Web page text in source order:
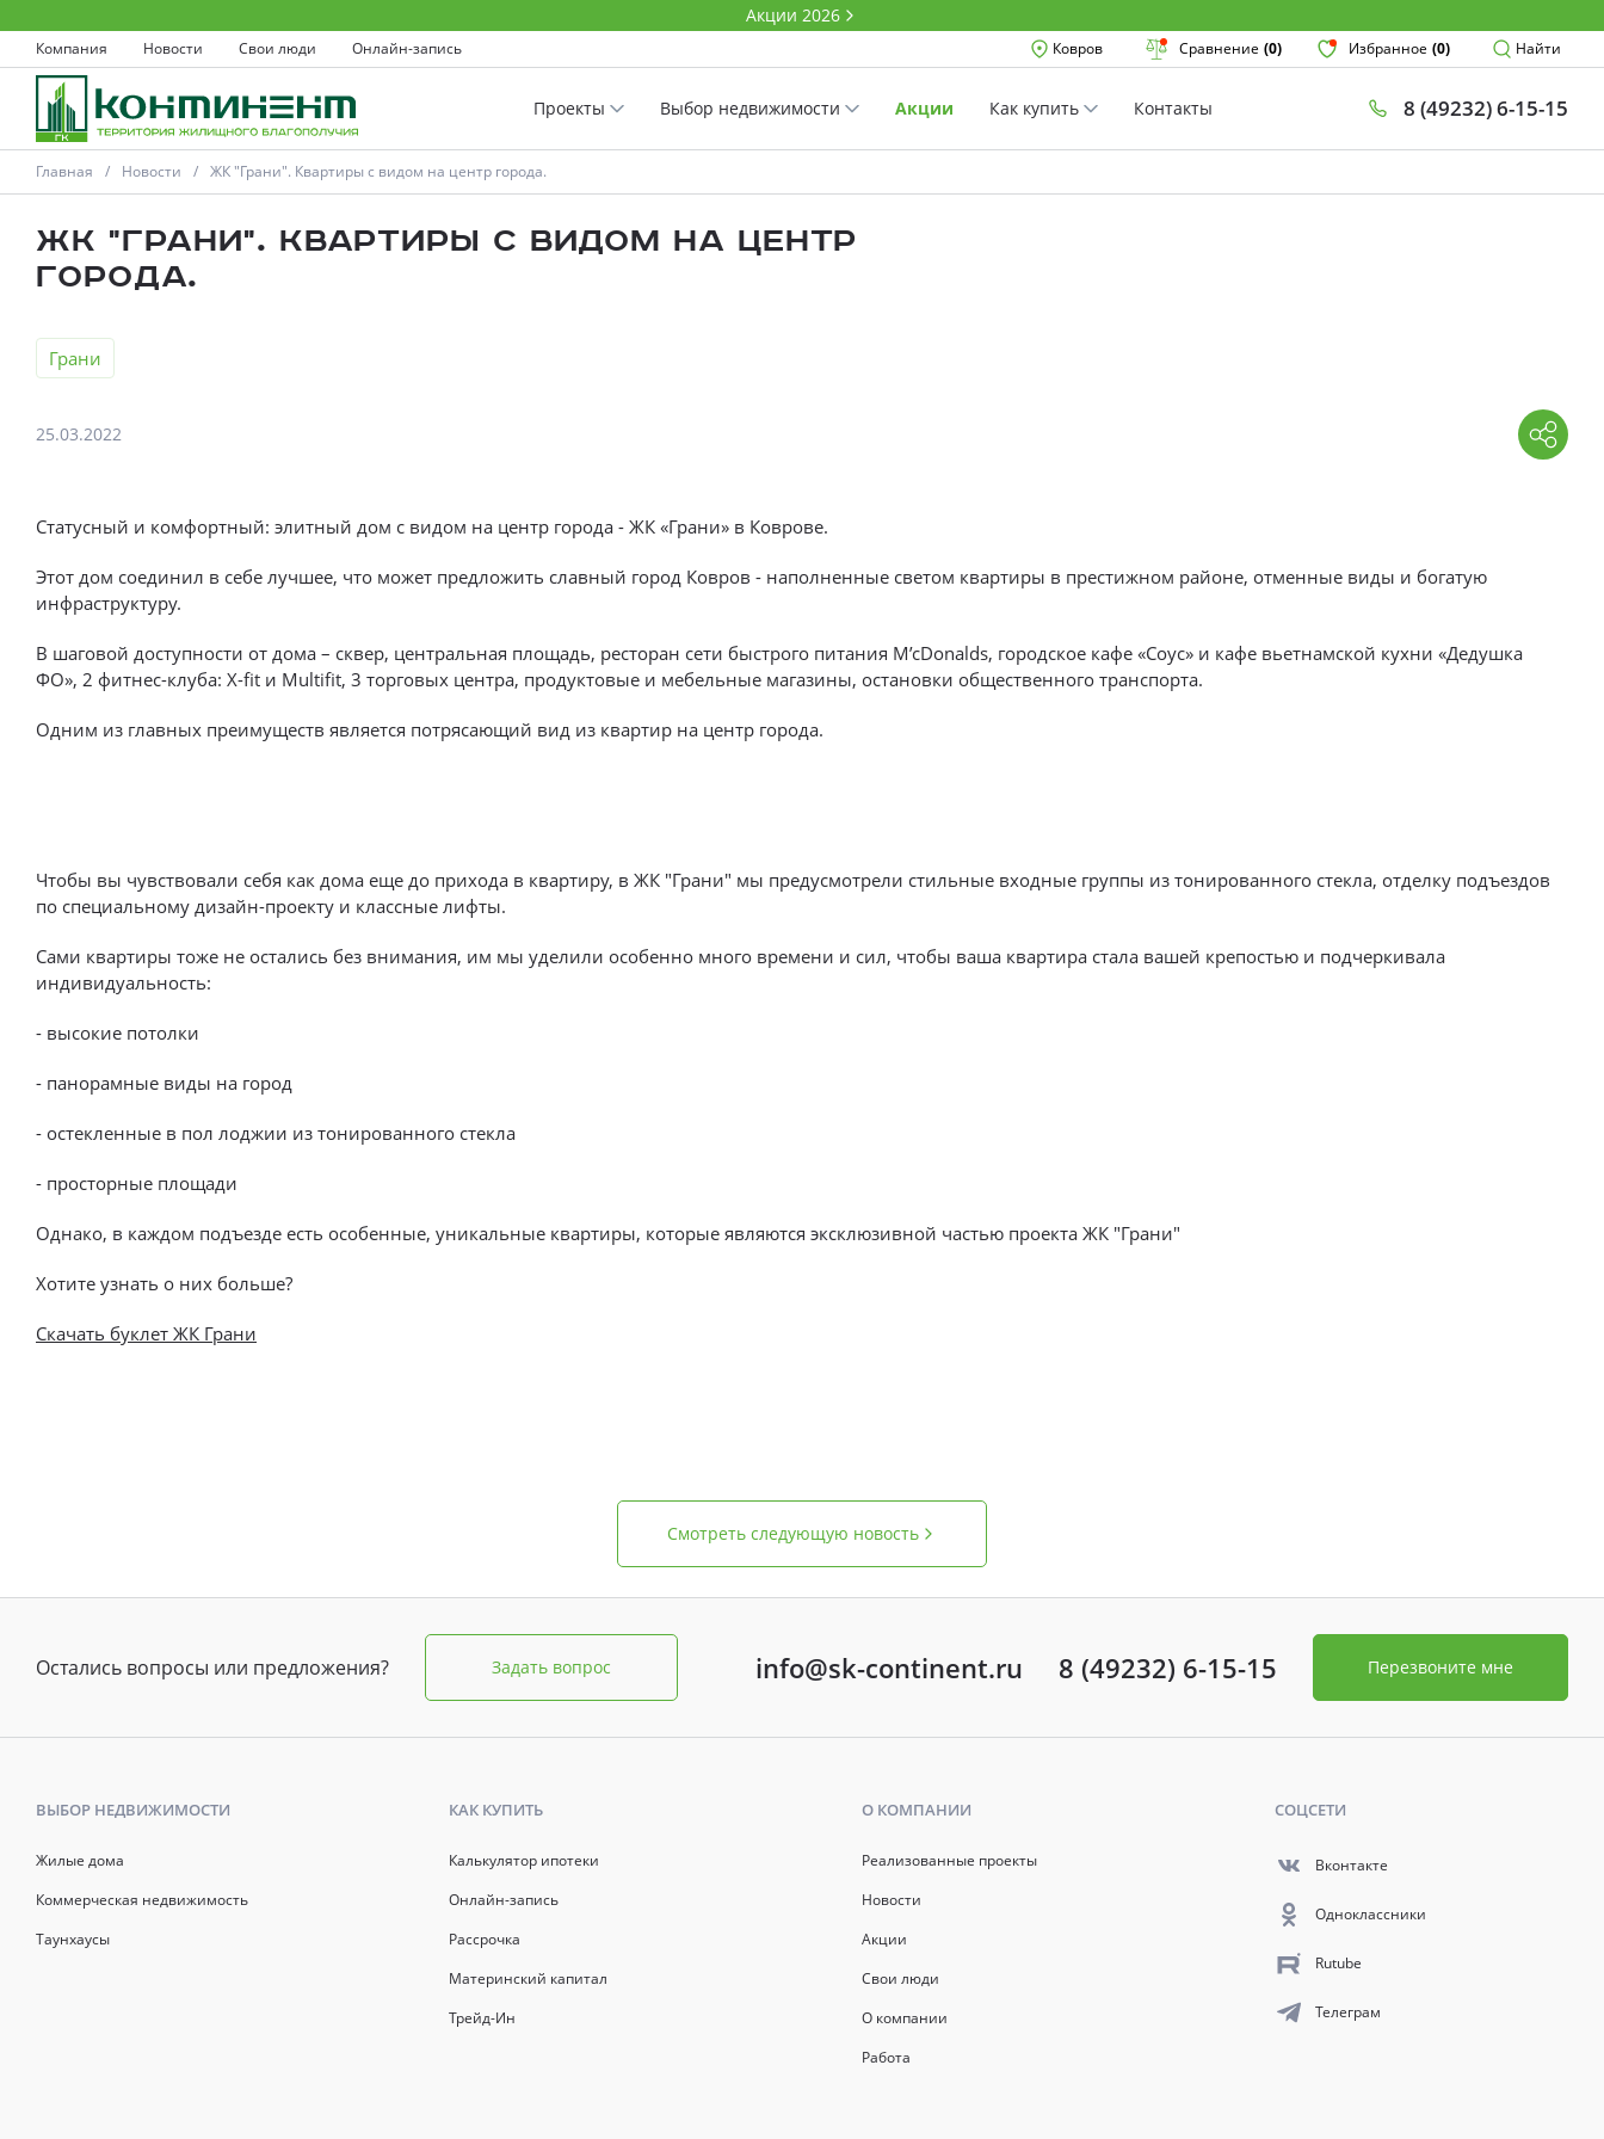
Акции 2026
Компания Новости Свои люди Онлайн-запись Ковров Сравнение (0) Избранное (0) Найти
Проекты Выбор недвижимости Акции Как купить Контакты 8 (49232) 6-15-15
×
Ковров
Выбор недвижимости
Офис продаж
Онлайн-запись
Главная Новости ЖК "Грани". Квартиры с видом на центр города.
Поиск
ЖК "Грани". Квартиры с видом на центр
города.
Грани
25.03.2022
Статусный и комфортный: элитный дом с видом на центр города - ЖК «Грани» в Коврове.
Этот дом соединил в себе лучшее, что может предложить славный город Ковров - наполненные светом квартиры в престижном районе, отменные виды и богатую
инфраструктуру.
В шаговой доступности от дома – сквер, центральная площадь, ресторан сети быстрого питания M’cDonalds, городское кафе «Соус» и кафе вьетнамской кухни «Дедушка
ФО», 2 фитнес-клуба: X-fit и Multifit, 3 торговых центра, продуктовые и мебельные магазины, остановки общественного транспорта.
Одним из главных преимуществ является потрясающий вид из квартир на центр города.
Чтобы вы чувствовали себя как дома еще до прихода в квартиру, в ЖК "Грани" мы предусмотрели стильные входные группы из тонированного стекла, отделку подъездов
по специальному дизайн-проекту и классные лифты.
Сами квартиры тоже не остались без внимания, им мы уделили особенно много времени и сил, чтобы ваша квартира стала вашей крепостью и подчеркивала
индивидуальность:
- высокие потолки
- панорамные виды на город
- остекленные в пол лоджии из тонированного стекла
- просторные площади
Однако, в каждом подъезде есть особенные, уникальные квартиры, которые являются эксклюзивной частью проекта ЖК "Грани"
Хотите узнать о них больше?
Скачать буклет ЖК Грани
Смотреть следующую новость
Остались вопросы или предложения? Задать вопрос info@sk-continent.ru 8 (49232) 6-15-15 Перезвоните мне
ВЫБОР НЕДВИЖИМОСТИ
Жилые дома
Коммерческая недвижимость
Таунхаусы
КАК КУПИТЬ
Калькулятор ипотеки
Онлайн-запись
Рассрочка
Материнский капитал
Трейд-Ин
О КОМПАНИИ
Реализованные проекты
Новости
Акции
Свои люди
О компании
Работа
СОЦСЕТИ
Вконтакте
Одноклассники
Rutube
Телеграм